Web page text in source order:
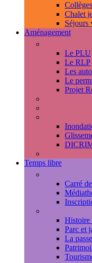
Chalet
Séjours
Aménagement
Le PLU
Le RLP
Les
Le
Projet
Temps libre
Carré
Histoire
Parc et
La